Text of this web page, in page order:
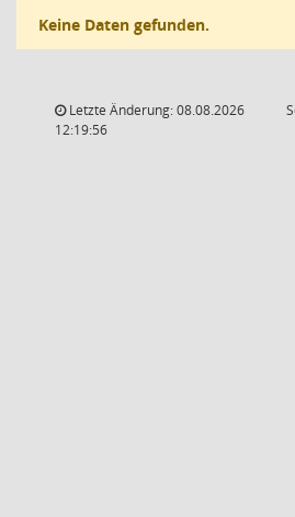
Keine Daten gefunden.
Letzte Änderung: 08.08.2026
12:19:56